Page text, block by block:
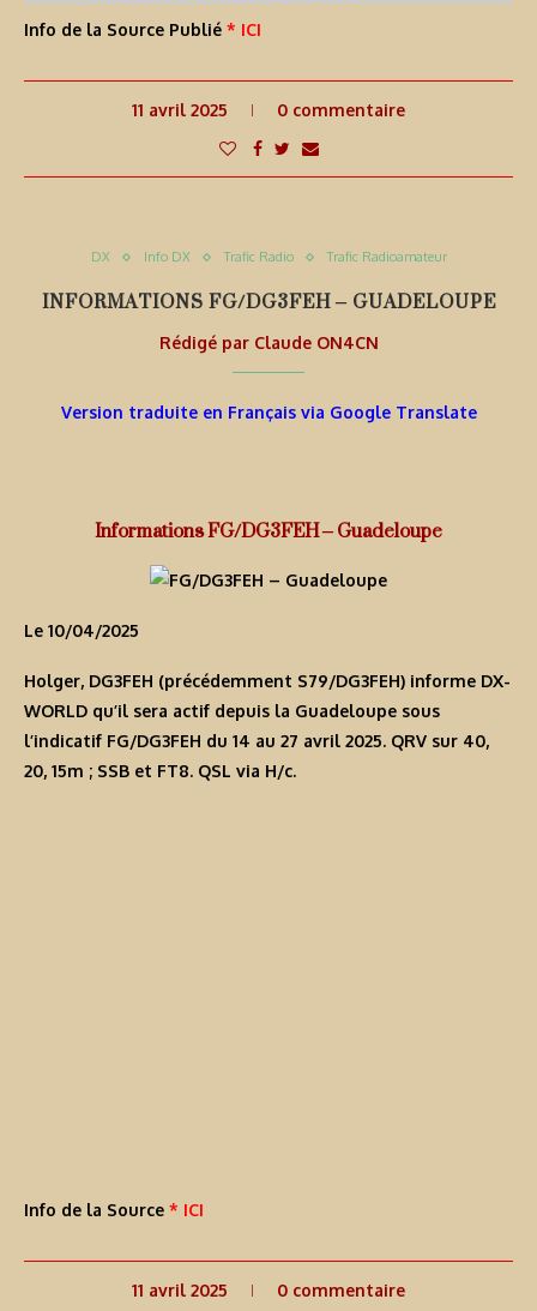
Info de la Source Publié * ICI
11 avril 2025 0 commentaire
DX Info DX Trafic Radio Trafic Radioamateur
INFORMATIONS FG/DG3FEH – GUADELOUPE
Rédigé par Claude ON4CN
Version traduite en Français via Google Translate
Informations FG/DG3FEH – Guadeloupe
Le 10/04/2025
Holger, DG3FEH (précédemment S79/DG3FEH) informe DX-
WORLD qu’il sera actif depuis la Guadeloupe sous
l’indicatif FG/DG3FEH du 14 au 27 avril 2025. QRV sur 40,
20, 15m ; SSB et FT8. QSL via H/c.
Info de la Source * ICI
11 avril 2025 0 commentaire